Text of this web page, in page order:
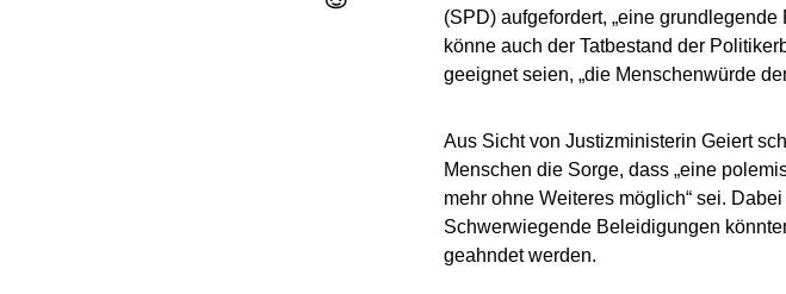
(SPD) aufgefordert, „eine
könne auch der Tatbestand der
geeignet seien, „die Menschenwürde
Aus Sicht von Justizministerin Geiert
Menschen die Sorge, dass „eine
mehr ohne Weiteres möglich“ sei.
Schwerwiegende Beleidigungen
geahndet werden.